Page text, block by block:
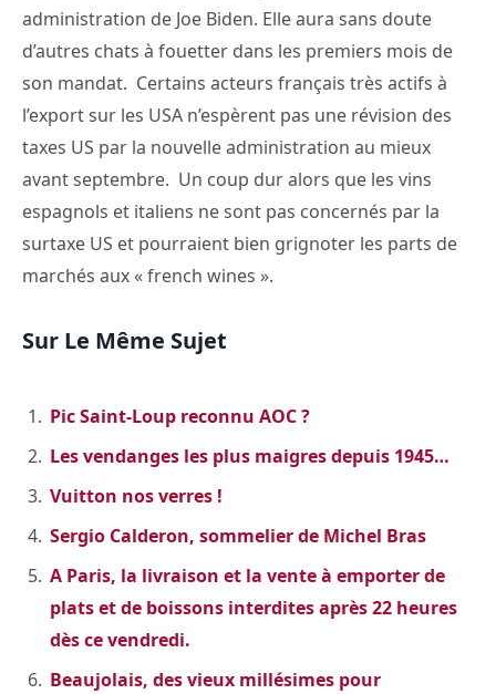
administration de Joe Biden. Elle aura sans doute
d’autres chats à fouetter dans les premiers mois de
son mandat. Certains acteurs français très actifs à
l’export sur les USA n’espèrent pas une révision des
taxes US par la nouvelle administration au mieux
avant septembre. Un coup dur alors que les vins
espagnols et italiens ne sont pas concernés par la
surtaxe US et pourraient bien grignoter les parts de
marchés aux « french wines ».
Sur Le Même Sujet
Pic Saint-Loup reconnu AOC ?
Les vendanges les plus maigres depuis 1945…
Vuitton nos verres !
Sergio Calderon, sommelier de Michel Bras
A Paris, la livraison et la vente à emporter de
plats et de boissons interdites après 22 heures
dès ce vendredi.
Beaujolais, des vieux millésimes pour